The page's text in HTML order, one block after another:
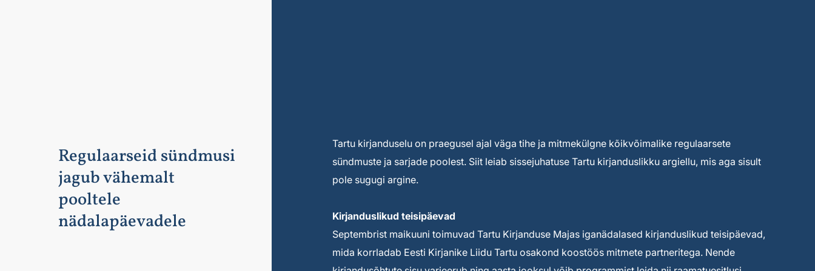
Regulaarseid sündmusi
jagub vähemalt
pooltele
nädalapäevadele
Tartu kirjanduselu on praegusel ajal väga tihe ja mitmekülgne kõikvõimalike regulaarsete
sündmuste ja sarjade poolest. Siit leiab sissejuhatuse Tartu kirjanduslikku argiellu, mis aga sisult
pole sugugi argine.
Kirjanduslikud teisipäevad
Septembrist maikuuni toimuvad Tartu Kirjanduse Majas iganädalased kirjanduslikud teisipäevad,
mida korrladab Eesti Kirjanike Liidu Tartu osakond koostöös mitmete partneritega. Nende